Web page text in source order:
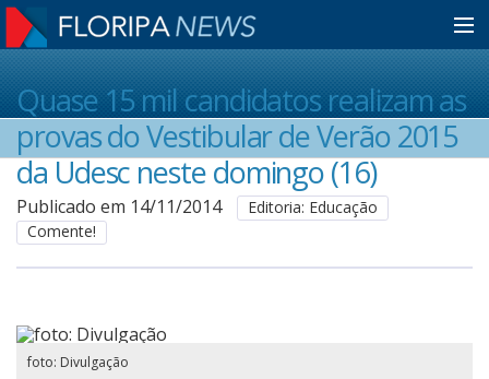
Home
Notícias
Colunistas
Quase 15 mil candidatos realizam as
provas do Vestibular de Verão 2015
da Udesc neste domingo (16)
Publicado em 14/11/2014
Editoria: Educação
Comente!
foto: Divulgação